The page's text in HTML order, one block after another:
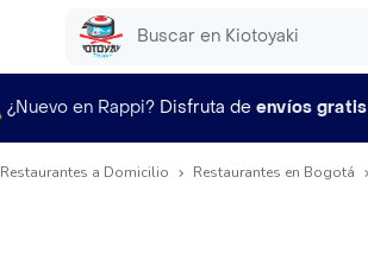
¿Nuevo en Rappi? Disfruta de envíos
Restaurantes a Domicilio Restaurantes en Bogotá